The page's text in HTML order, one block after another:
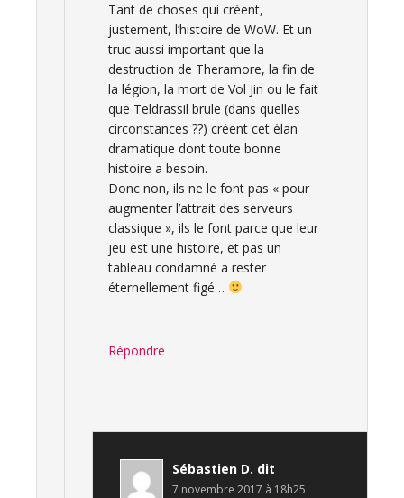
Tant de choses qui créent,
justement, l’histoire de WoW. Et un
truc aussi important que la
destruction de Theramore, la fin de
la légion, la mort de Vol Jin ou le fait
que Teldrassil brule (dans quelles
circonstances ??) créent cet élan
dramatique dont toute bonne
histoire a besoin.
Donc non, ils ne le font pas « pour
augmenter l’attrait des serveurs
classique », ils le font parce que leur
jeu est une histoire, et pas un
tableau condamné a rester
éternellement figé…
Répondre
Sébastien D. dit
7 novembre 2017 à 18h25